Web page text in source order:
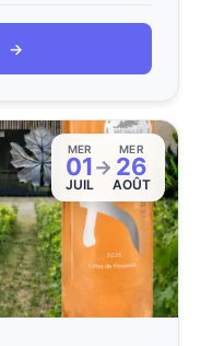
→
MER
01
JUIL
→
MER
26
AOÛT